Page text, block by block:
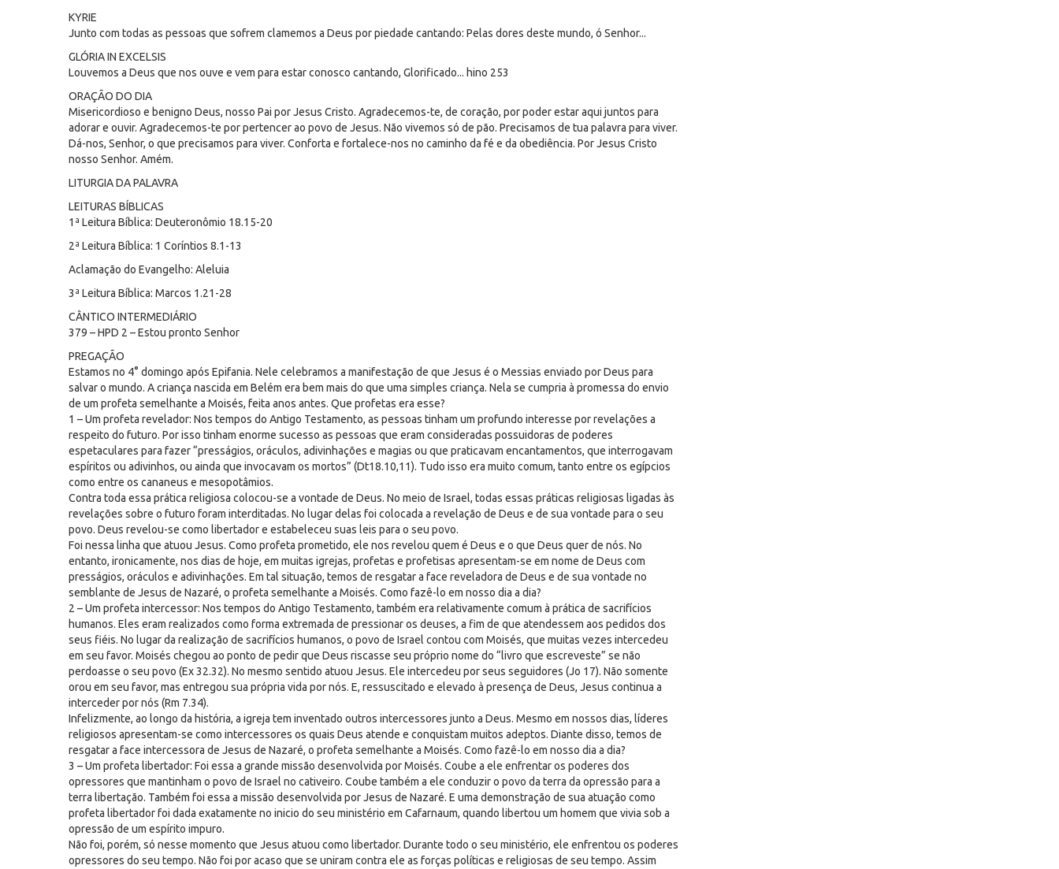
KYRIE
Junto com todas as pessoas que sofrem clamemos a Deus por piedade cantando: Pelas dores deste mundo, ó Senhor...
GLÓRIA IN EXCELSIS
Louvemos a Deus que nos ouve e vem para estar conosco cantando, Glorificado... hino 253
ORAÇÃO DO DIA
Misericordioso e benigno Deus, nosso Pai por Jesus Cristo. Agradecemos-te, de coração, por poder estar aqui juntos para
adorar e ouvir. Agradecemos-te por pertencer ao povo de Jesus. Não vivemos só de pão. Precisamos de tua palavra para viver.
Dá-nos, Senhor, o que precisamos para viver. Conforta e fortalece-nos no caminho da fé e da obediência. Por Jesus Cristo
nosso Senhor. Amém.
LITURGIA DA PALAVRA
LEITURAS BÍBLICAS
1ª Leitura Bíblica: Deuteronômio 18.15-20
2ª Leitura Bíblica: 1 Coríntios 8.1-13
Aclamação do Evangelho: Aleluia
3ª Leitura Bíblica: Marcos 1.21-28
CÂNTICO INTERMEDIÁRIO
379 – HPD 2 – Estou pronto Senhor
PREGAÇÃO
Estamos no 4° domingo após Epifania. Nele celebramos a manifestação de que Jesus é o Messias enviado por Deus para
salvar o mundo. A criança nascida em Belém era bem mais do que uma simples criança. Nela se cumpria à promessa do envio
de um profeta semelhante a Moisés, feita anos antes. Que profetas era esse?
1 – Um profeta revelador: Nos tempos do Antigo Testamento, as pessoas tinham um profundo interesse por revelações a
respeito do futuro. Por isso tinham enorme sucesso as pessoas que eram consideradas possuidoras de poderes
espetaculares para fazer “presságios, oráculos, adivinhações e magias ou que praticavam encantamentos, que interrogavam
espíritos ou adivinhos, ou ainda que invocavam os mortos” (Dt18.10,11). Tudo isso era muito comum, tanto entre os egípcios
como entre os cananeus e mesopotâmios.
Contra toda essa prática religiosa colocou-se a vontade de Deus. No meio de Israel, todas essas práticas religiosas ligadas às
revelações sobre o futuro foram interditadas. No lugar delas foi colocada a revelação de Deus e de sua vontade para o seu
povo. Deus revelou-se como libertador e estabeleceu suas leis para o seu povo.
Foi nessa linha que atuou Jesus. Como profeta prometido, ele nos revelou quem é Deus e o que Deus quer de nós. No
entanto, ironicamente, nos dias de hoje, em muitas igrejas, profetas e profetisas apresentam-se em nome de Deus com
presságios, oráculos e adivinhações. Em tal situação, temos de resgatar a face reveladora de Deus e de sua vontade no
semblante de Jesus de Nazaré, o profeta semelhante a Moisés. Como fazê-lo em nosso dia a dia?
2 – Um profeta intercessor: Nos tempos do Antigo Testamento, também era relativamente comum à prática de sacrifícios
humanos. Eles eram realizados como forma extremada de pressionar os deuses, a fim de que atendessem aos pedidos dos
seus fiéis. No lugar da realização de sacrifícios humanos, o povo de Israel contou com Moisés, que muitas vezes intercedeu
em seu favor. Moisés chegou ao ponto de pedir que Deus riscasse seu próprio nome do “livro que escreveste” se não
perdoasse o seu povo (Ex 32.32). No mesmo sentido atuou Jesus. Ele intercedeu por seus seguidores (Jo 17). Não somente
orou em seu favor, mas entregou sua própria vida por nós. E, ressuscitado e elevado à presença de Deus, Jesus continua a
interceder por nós (Rm 7.34).
Infelizmente, ao longo da história, a igreja tem inventado outros intercessores junto a Deus. Mesmo em nossos dias, líderes
religiosos apresentam-se como intercessores os quais Deus atende e conquistam muitos adeptos. Diante disso, temos de
resgatar a face intercessora de Jesus de Nazaré, o profeta semelhante a Moisés. Como fazê-lo em nosso dia a dia?
3 – Um profeta libertador: Foi essa a grande missão desenvolvida por Moisés. Coube a ele enfrentar os poderes dos
opressores que mantinham o povo de Israel no cativeiro. Coube também a ele conduzir o povo da terra da opressão para a
terra libertação. Também foi essa a missão desenvolvida por Jesus de Nazaré. E uma demonstração de sua atuação como
profeta libertador foi dada exatamente no inicio do seu ministério em Cafarnaum, quando libertou um homem que vivia sob a
opressão de um espírito impuro.
Não foi, porém, só nesse momento que Jesus atuou como libertador. Durante todo o seu ministério, ele enfrentou os poderes
opressores do seu tempo. Não foi por acaso que se uniram contra ele as forças políticas e religiosas de seu tempo. Assim